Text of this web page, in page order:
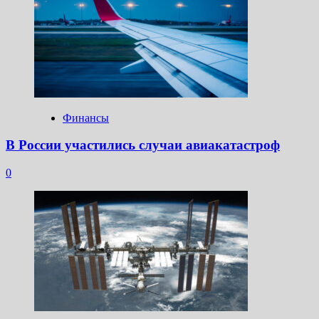
Финансы
В России участились случаи авиакатастроф
0